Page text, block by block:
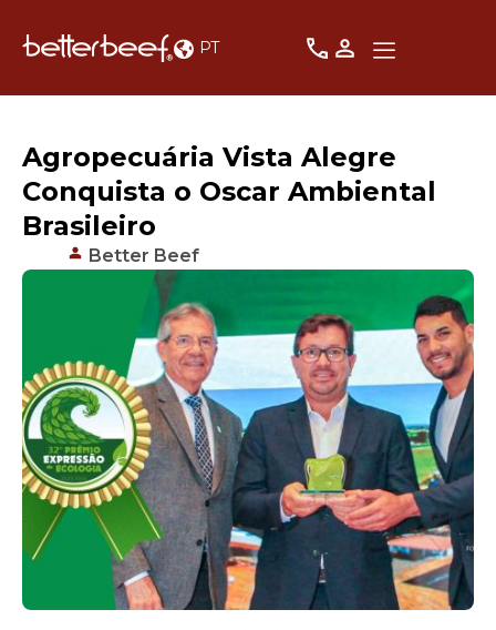
PT
Agropecuária Vista Alegre
Conquista o Oscar Ambiental
Brasileiro
Better Beef